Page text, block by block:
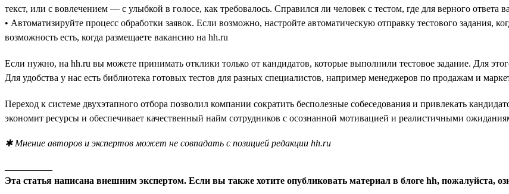
текст, или с вовлечением — с улыбкой в голосе, как требовалось. Справился ли человек с тестом, где для верного
• Автоматизируйте процесс обработки заявок. Если возможно, настройте автоматическую отправку тестового задания,
возможность есть, когда размещаете вакансию на hh.ru
Если нужно, на hh.ru вы можете принимать отклики только от кандидатов, которые выполнили тестовое задание. Для
Для удобства у нас есть библиотека готовых тестов для разных специалистов, например менеджеров по продажам и
Переход к системе двухэтапного отбора позволил компании сократить бесполезные собеседования и привлекать
экономит ресурсы и обеспечивает качественный найм сотрудников с осознанной мотивацией и реалистичными
✱ Мнение авторов и экспертов может не совпадать с позицией редакции hh.ru
Эта статья написана внешним экспертом. Если вы также хотите опубликовать материал в блоге hh, пожалуйста,